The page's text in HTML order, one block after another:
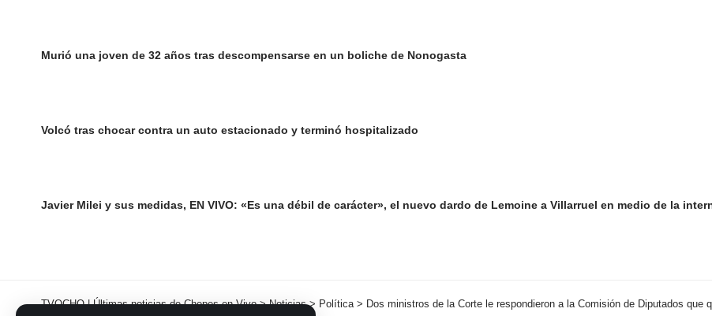
Murió una joven de 32 años tras descompensarse en un boliche de Nonogasta
Volcó tras chocar contra un auto estacionado y terminó hospitalizado
Javier Milei y sus medidas, EN VIVO: «Es una débil de carácter», el nuevo dardo de Lemoine a Villarruel en medio de la
TVOCHO | Últimas noticias de Chepes en Vivo>Noticias> Política> Dos ministros de la Corte le respondieron a la Comisión de Diputados que